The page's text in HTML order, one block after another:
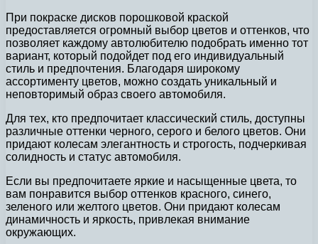
При покраске дисков порошковой краской
предоставляется огромный выбор цветов и оттенков, что
позволяет каждому автолюбителю подобрать именно тот
вариант, который подойдет под его индивидуальный
стиль и предпочтения. Благодаря широкому
ассортименту цветов, можно создать уникальный и
неповторимый образ своего автомобиля.
Для тех, кто предпочитает классический стиль, доступны
различные оттенки черного, серого и белого цветов. Они
придают колесам элегантность и строгость, подчеркивая
солидность и статус автомобиля.
Если вы предпочитаете яркие и насыщенные цвета, то
вам понравится выбор оттенков красного, синего,
зеленого или желтого цветов. Они придают колесам
динамичность и яркость, привлекая внимание
окружающих.